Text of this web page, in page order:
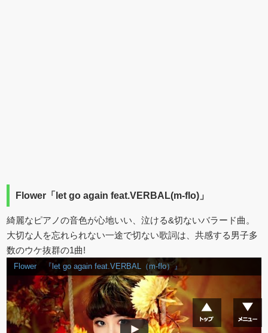
Flower「let go again feat.VERBAL(m-flo)」
綺麗なピアノの音色が心地いい、泣ける&切ないバラード曲。
大切な人を忘れられない一途で切ない歌詞は、共感する男子多
数のウケ抜群の1曲!
Flower 『let go again feat.VERBAL（m-flo）』